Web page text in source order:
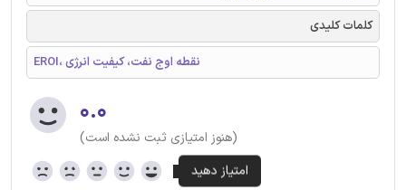
کلمات کلیدی
EROI، نقطه اوج نفت، کیفیت انرژی
۰.۰
(هنوز امتیازی ثبت نشده است)